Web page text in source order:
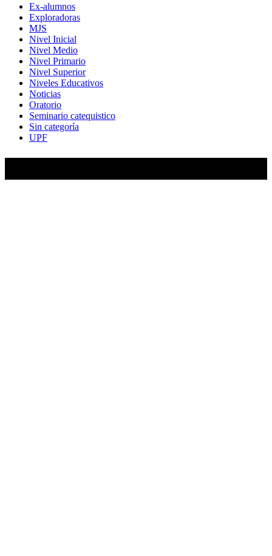
Ex-alumnos
Exploradoras
MJS
Nivel Inicial
Nivel Medio
Nivel Primario
Nivel Superior
Niveles Educativos
Noticias
Oratorio
Seminario catequistico
Sin categoría
UPF